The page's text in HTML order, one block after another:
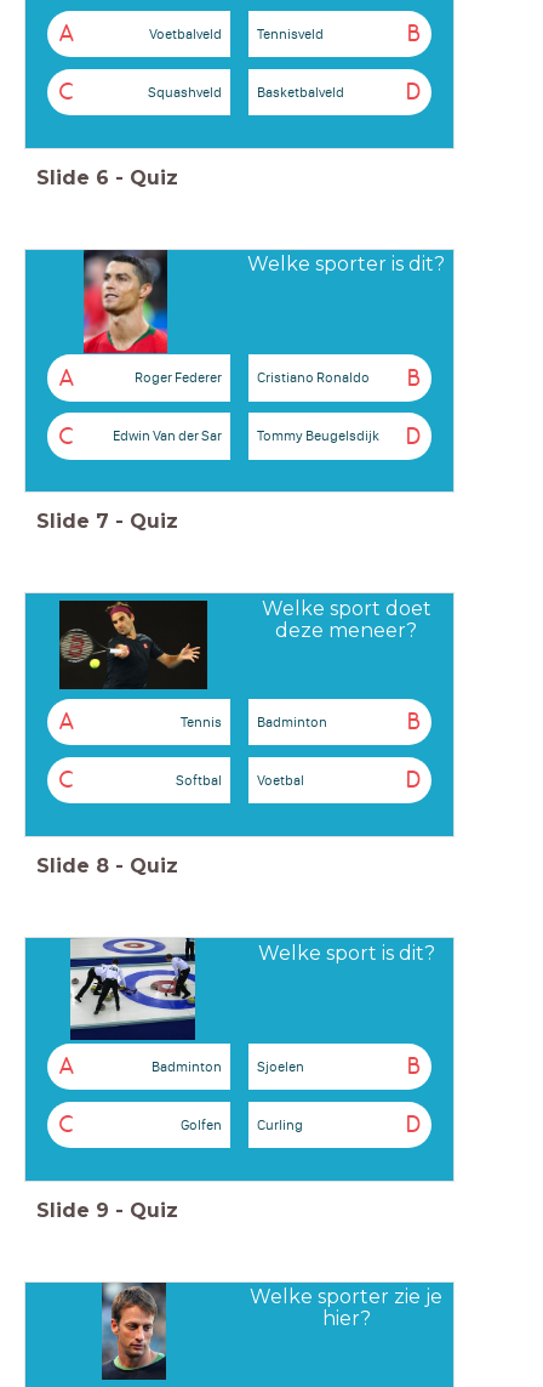
A Voetbalveld B
Tennisveld
C Squashveld D
Basketbalveld
Slide 6 - Quiz
Welke sporter is dit?
A Roger Federer B
Cristiano Ronaldo
C Edwin Van der Sar D
Tommy Beugelsdijk
Slide 7 - Quiz
Welke sport doet
deze meneer?
A Tennis B
Badminton
C Softbal D
Voetbal
Slide 8 - Quiz
Welke sport is dit?
A Badminton B
Sjoelen
C Golfen D
Curling
Slide 9 - Quiz
Welke sporter zie je
hier?